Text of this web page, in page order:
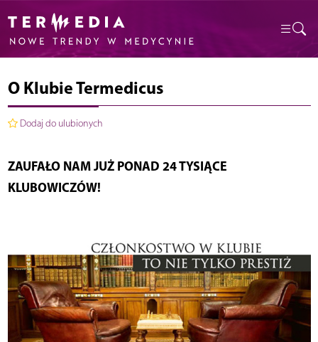
O Klubie Termedicus
Dodaj do ulubionych
ZAUFAŁO NAM JUŻ PONAD 24 TYSIĄCE
KLUBOWICZÓW!